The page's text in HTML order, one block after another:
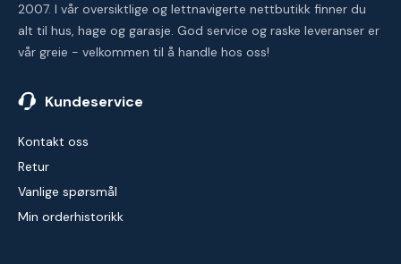
2007. I vår oversiktlige og lettnavigerte nettbutikk finner du
alt til hus, hage og garasje. God service og raske leveranser er
vår greie - velkommen til å handle hos oss!
Kundeservice
Kontakt oss
Retur
Vanlige spørsmål
Min orderhistorikk